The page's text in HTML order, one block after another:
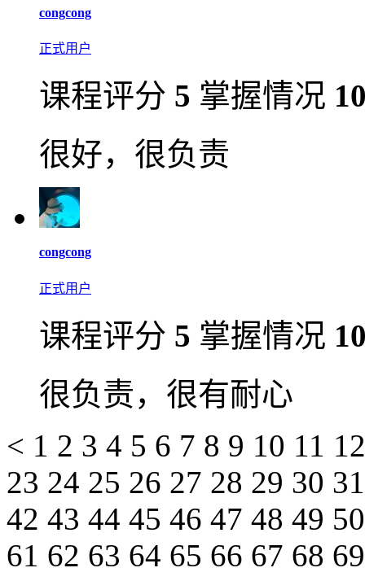
congcong
正式用户
课程评分 5 掌握情况
很好，很负责
congcong
正式用户
课程评分 5 掌握情况
很负责，很有耐心
< 1 2 3 4 5 6 7 8 9 10 11
23 24 25 26 27 28 29 30
42 43 44 45 46 47 48 49
61 62 63 64 65 66 67 68